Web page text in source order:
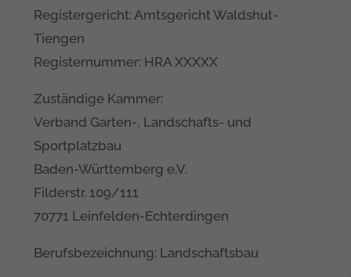
Registergericht: Amtsgericht Waldshut-
Tiengen
Registernummer: HRA XXXXX
Zuständige Kammer:
Verband Garten-, Landschafts- und
Sportplatzbau
Baden-Württemberg e.V.
Filderstr. 109/111
70771 Leinfelden-Echterdingen
Berufsbezeichnung: Landschaftsbau